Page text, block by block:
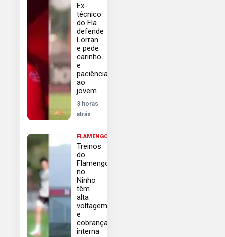
Ex-
técnico
do Fla
defende
Lorran
e pede
carinho
e
paciência
ao
jovem
3 horas
atrás
FLAMENGO
Treinos
do
Flamengo
no
Ninho
têm
alta
voltagem
e
cobrança
interna